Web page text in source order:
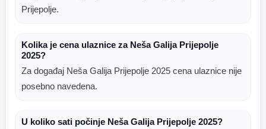
Prijepolje.
Kolika je cena ulaznice za Neša Galija Prijepolje
2025?
Za događaj Neša Galija Prijepolje 2025 cena ulaznice nije
posebno navedena.
U koliko sati počinje Neša Galija Prijepolje 2025?